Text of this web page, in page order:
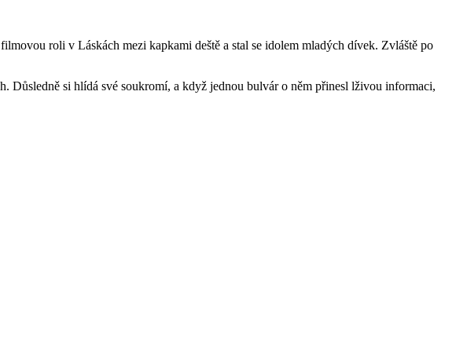
roli v Láskách mezi kapkami deště a stal se idolem mladých dívek. Zvláště po
Důsledně si hlídá své soukromí, a když jednou bulvár o něm přinesl lživou informaci,